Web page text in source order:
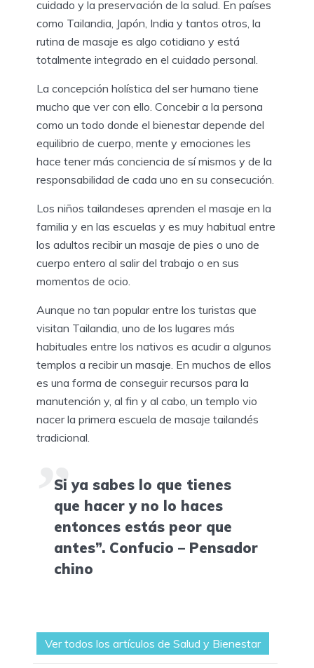
cuidado y la preservación de la salud. En países
como Tailandia, Japón, India y tantos otros, la
rutina de masaje es algo cotidiano y está
totalmente integrado en el cuidado personal.
La concepción holística del ser humano tiene
mucho que ver con ello. Concebir a la persona
como un todo donde el bienestar depende del
equilibrio de cuerpo, mente y emociones les
hace tener más conciencia de sí mismos y de la
responsabilidad de cada uno en su consecución.
Los niños tailandeses aprenden el masaje en la
familia y en las escuelas y es muy habitual entre
los adultos recibir un masaje de pies o uno de
cuerpo entero al salir del trabajo o en sus
momentos de ocio.
Aunque no tan popular entre los turistas que
visitan Tailandia, uno de los lugares más
habituales entre los nativos es acudir a algunos
templos a recibir un masaje. En muchos de ellos
es una forma de conseguir recursos para la
manutención y, al fin y al cabo, un templo vio
nacer la primera escuela de masaje tailandés
tradicional.
Si ya sabes lo que tienes
que hacer y no lo haces
entonces estás peor que
antes”. Confucio – Pensador
chino
Ver todos los artículos de Salud y Bienestar